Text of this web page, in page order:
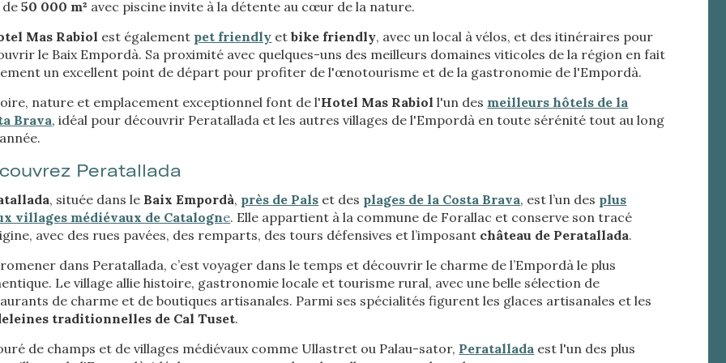
de50 000 m² avec piscine invite à la détente au cœur de la nature.
Mas Rabiol est également pet friendly etbike friendly, avec un local à vélos, et des itinéraires pour
le Baix Empordà. Sa proximité avec quelques-uns des meilleurs domaines viticoles de la région en fait
un excellent point de départ pour profiter de l'œnotourisme et de la gastronomie de l'Empordà.
nature et emplacement exceptionnel font de l'Hotel Mas Rabiol l'un des meilleurs hôtels de la
Brava, idéal pour découvrir Peratallada et les autres villages de l'Empordà en toute sérénité tout au long
Peratallada
, située dans le Baix Empordà, près de Pals et des plages de la Costa Brava, est l’un des plus
villages médiévaux de Catalogne. Elle appartient à la commune de Forallac et conserve son tracé
avec des rues pavées, des remparts, des tours défensives et l’imposant château de Peratallada.
dans Peratallada, c’est voyager dans le temps et découvrir le charme de l’Empordà le plus
Le village allie histoire, gastronomie locale et tourisme rural, avec une belle sélection de
de charme et de boutiques artisanales. Parmi ses spécialités figurent les glaces artisanales et les
traditionnelles de Cal Tuset.
de champs et de villages médiévaux comme Ullastret ou Palau-sator, Peratallada est l'un des plus
l'élaboration des profils de navigation des utilisateurs afin d'introduire des
du service. . Ils nous permettent de sauvegarder les informations de
de l'utilisateur pour améliorer la qualité de nos services et offrir une
expérience grâce aux produits recommandés.
et Publicité
sont utilisés pour stocker des informations sur les préférences et les choix
de l'utilisateur grâce à l'observation continue de ses habitudes de
et afficher des publicités liées au profil de navigation de l'utilisateur.
Enregistrer les paramètres Tout accepter